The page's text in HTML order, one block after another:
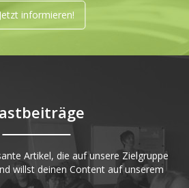
informieren!
Artikel, die auf unsere Zielgruppe
willst deinen Content auf unserem